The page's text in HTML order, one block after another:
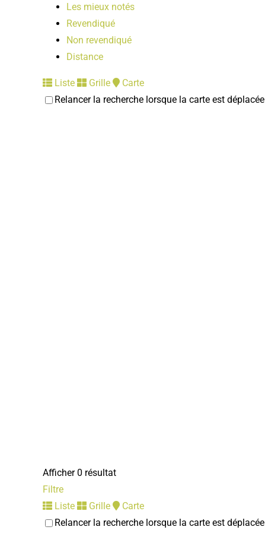
Les mieux notés
Revendiqué
Non revendiqué
Distance
Liste Grille
Carte
Relancer la recherche lorsque la carte est déplacée
Afficher 0 résultat
Filtre
Liste
Grille
Carte
Relancer la recherche lorsque la carte est déplacée